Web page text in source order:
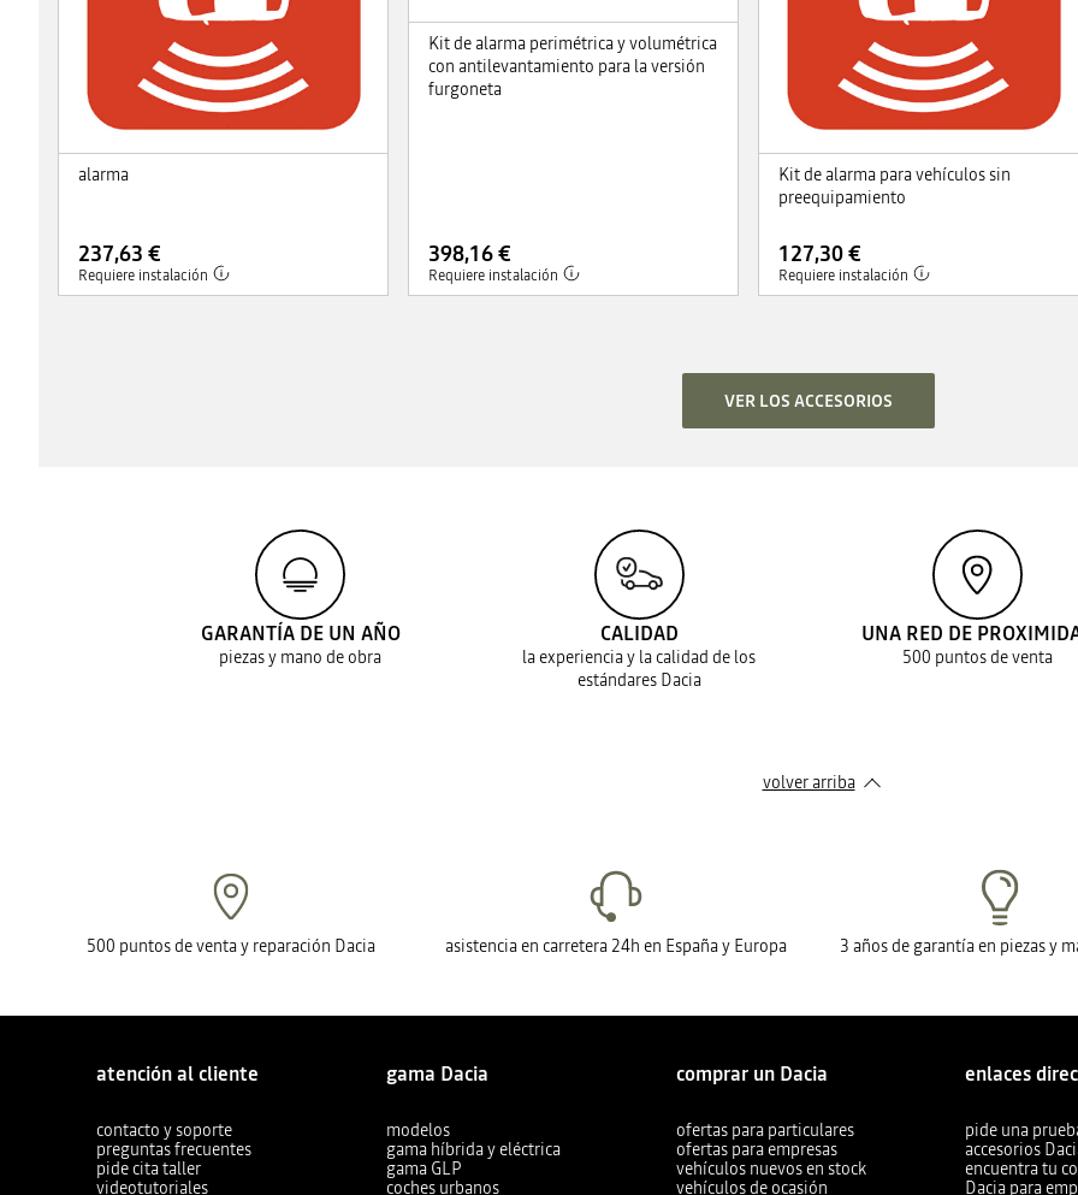
alarma
237,63 €
Requiere instalación
Kit de alarma perimétrica y volumétrica
con antilevantamiento para la versión
furgoneta
398,16 €
Requiere instalación
Kit de alarma para vehículos sin
preequipamiento
127,30 €
Requiere instalación
VER LOS ACCESORIOS
GARANTÍA DE UN AÑO
piezas y mano de obra
CALIDAD
la experiencia y la calidad de los
estándares Dacia
UNA RED DE
500 puntos de venta
volver arriba
500 puntos de venta y reparación Dacia asistencia en carretera 24h en España y Europa 3 años de garantía en piezas y
atención al cliente
contacto y soporte
preguntas frecuentes
pide cita taller
videotutoriales
gama Dacia
modelos
gama híbrida y eléctrica
gama GLP
coches urbanos
comprar un Dacia
ofertas para particulares
ofertas para empresas
vehículos nuevos en stock
vehículos de ocasión
enlaces
pide una
accesorios
encuentra tu
Dacia para